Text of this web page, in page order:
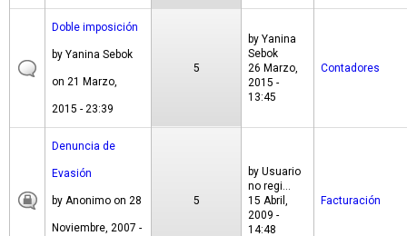
Doble imposición
by Yanina Sebok
on 21 Marzo,
2015 - 23:39
5
by Yanina
Sebok
26 Marzo,
2015 -
13:45
Contadores
Denuncia de
Evasión
by Anonimo on 28
Noviembre, 2007 -
5
by Usuario
no regi...
15 Abril,
2009 -
14:48
Facturación